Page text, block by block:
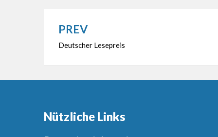
Beitragsnavigation
PREV
Deutscher Lesepreis
Nützliche Links